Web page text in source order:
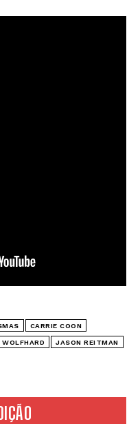
CARRIE COON
WOLFHARD JASON REITMAN